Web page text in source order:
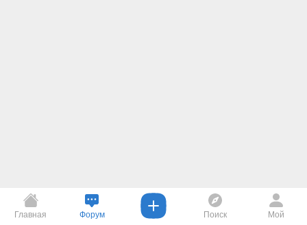
Главная Форум Поиск Мой